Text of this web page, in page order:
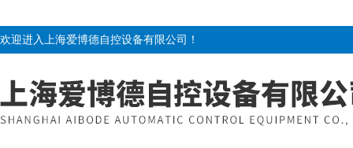
欢迎进入上海爱博德自控设备有限公司！